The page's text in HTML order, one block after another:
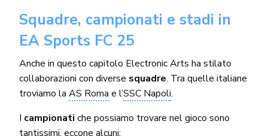
Squadre, campionati e stadi in
EA Sports FC 25
Anche in questo capitolo Electronic Arts ha stilato
collaborazioni con diverse squadre. Tra quelle italiane
troviamo la AS Roma e l’SSC Napoli.
I campionati che possiamo trovare nel gioco sono
tantissimi, eccone alcuni: